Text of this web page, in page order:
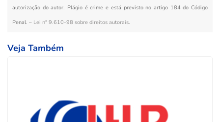
autorização do autor. Plágio é crime e está previsto no artigo 184 do Código
Penal. – Lei n° 9.610-98 sobre direitos autorais.
Veja Também